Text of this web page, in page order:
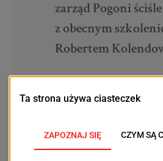
zarząd Pogoni
z obecnym
Robertem
Karol Zaborowski, który ma
przedsięwzięciem jednego